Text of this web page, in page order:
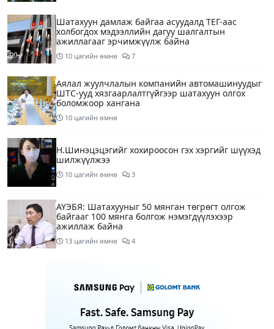
Шатахуун дамлаж байгаа асуудалд ТЕГ-аас
холбогдох мэдээллийн дагуу шалгалтын
ажиллагааг эрчимжүүлж байна
10 цагийн өмнө 7
Аялал жуулчлалын компанийн автомашинуудыг
ШТС-ууд хязгаарлалтгүйгээр шатахуун олгох
боломжоор хангана
10 цагийн өмнө
Н.Шинэцэцэгийг хохироосон гэх хэргийг шүүхэд
шилжүүлжээ
10 цагийн өмнө 3
АҮЭБЯ: Шатахууныг 50 мянган төгрөгт олгож
байгааг 100 мянга болгож нэмэгдүүлэхээр
ажиллаж байна
13 цагийн өмнө 4
мөргөсөн жолоочийг ажлаас нь чөлөөлжээ